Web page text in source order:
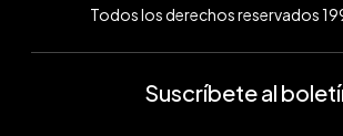
Todos los derechos reservados
Suscríbete al